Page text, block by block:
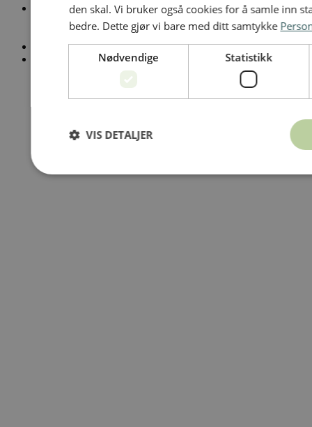
Telefon
23 28 42 00
Personvernerklæring
Åpenhetsloven
den skal. Vi bruker også cookies for å samle inn
bedre. Dette gjør vi bare med ditt samtykke
Nødvendige Statistikk
VIS DETALJER